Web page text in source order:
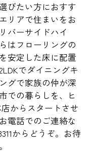
びたい方におすす
リアで住まいをお
バーサイドハイ
はフローリングの
安定した床に配置
でダイニングキ
グで家族の仲が深
での暮らしを、ヒ
店からスタートさせ
電話でのご連絡な
からどうぞ。お待